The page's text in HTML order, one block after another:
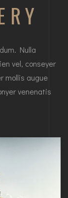
Nulla
vel, conseyer
mollis augue
venenatis